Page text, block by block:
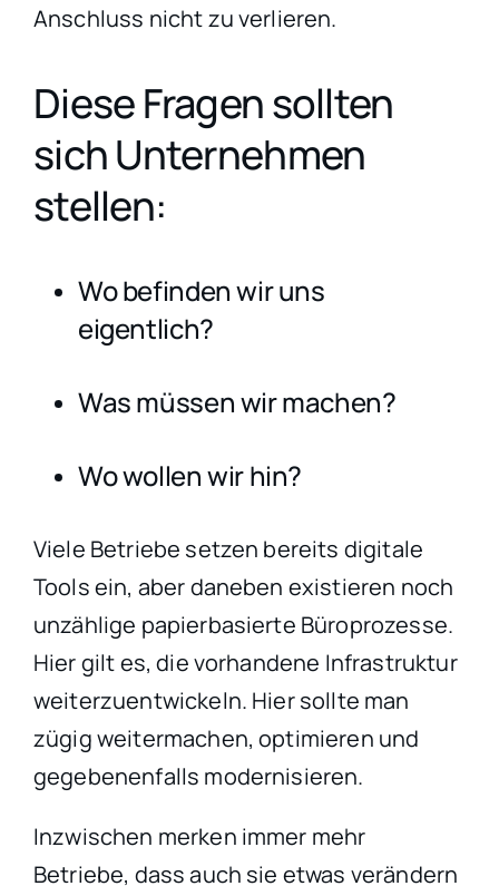
Anschluss nicht zu verlieren.
Diese Fragen sollten
sich Unternehmen
stellen:
Wo befinden wir uns
eigentlich?
Was müssen wir machen?
Wo wollen wir hin?
Viele Betriebe setzen bereits digitale
Tools ein, aber daneben existieren noch
unzählige papierbasierte Büroprozesse.
Hier gilt es, die vorhandene Infrastruktur
weiterzuentwickeln. Hier sollte man
zügig weitermachen, optimieren und
gegebenenfalls modernisieren.
Inzwischen merken immer mehr
Betriebe, dass auch sie etwas verändern